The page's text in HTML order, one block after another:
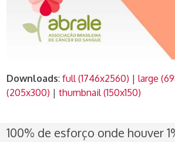
Downloads:full (1746x2560) |large
(205x300) |thumbnail (150x150)
100% de esforço onde houver